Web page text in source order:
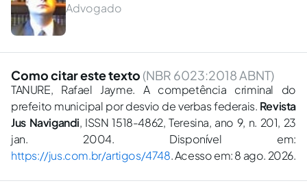
Advogado
Como citar este texto (NBR 6023:2018 ABNT)
TANURE, Rafael Jayme. A competência criminal do
prefeito municipal por desvio de verbas federais. Revista
Jus Navigandi, ISSN 1518-4862, Teresina, ano 9, n. 201, 23
jan. 2004. Disponível em:
https://jus.com.br/artigos/4748. Acesso em: 8 ago. 2026.